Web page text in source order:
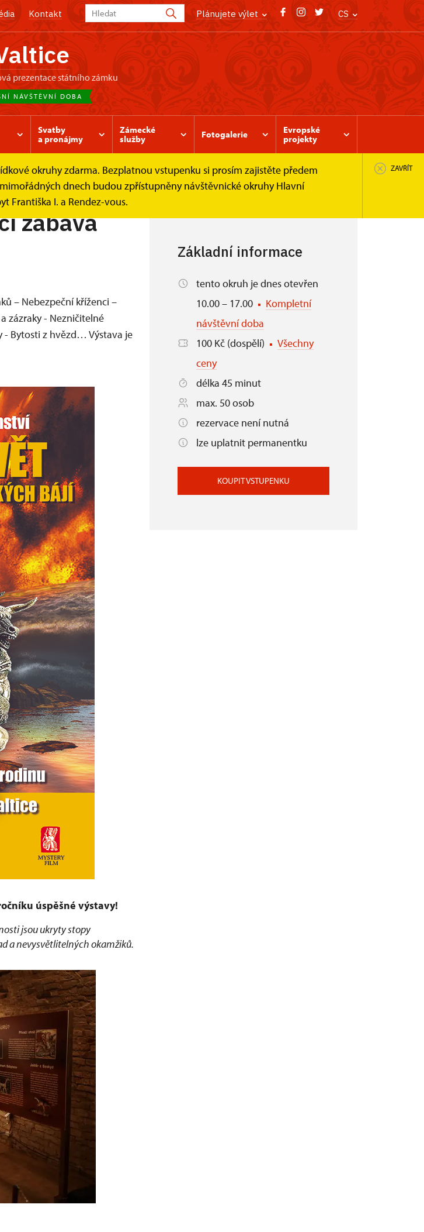
Kontakt Plánujete výlet CS
prezentace státního zámku
NÁVŠTĚVNÍ DOBA
Svatby
a pronájmy
Zámecké
služby
Fotogalerie
Evropské
projekty
okruhy zdarma. Bezplatnou vstupenku si prosím zajistěte předem
dnech budou zpřístupněny návštěvnické okruhy Hlavní
Františka I. a Rendez-vous.
ZAVŘÍT
TAJUPLNÝ SVĚT - Fascinující zábava...
zábava
– Nebezpeční kříženci –
zázraky - Nezničitelné
- Bytosti z hvězd… Výstava je
úspěšné výstavy!
jsou ukryty stopy
a nevysvětlitelných okamžiků.
Základní informace
tento okruh je dnes otevřen
10.00 – 17.00
Kompletní
návštěvní doba
100 Kč (dospělí)
Všechny
ceny
délka 45 minut
max. 50 osob
rezervace není nutná
lze uplatnit permanentku
KOUPIT VSTUPENKU